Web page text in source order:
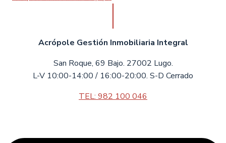
Acrópole Gestión Inmobiliaria Integral
San Roque, 69 Bajo. 27002 Lugo.
L-V 10:00-14:00 / 16:00-20:00. S-D Cerrado
TEL: 982 100 046